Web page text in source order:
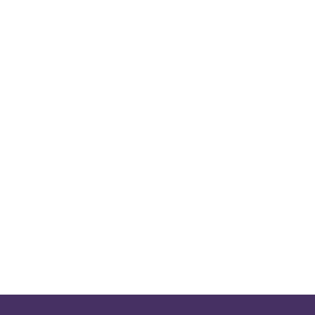
und Schüler der Musikschule „Gottfried Kirchhoff“ präsentierten selten